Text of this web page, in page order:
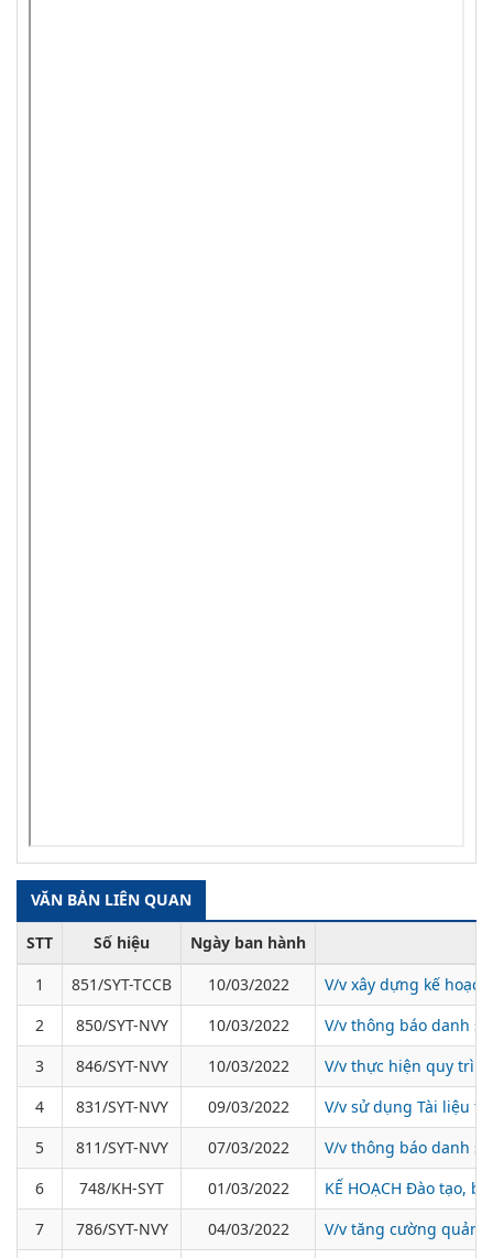
VĂN BẢN LIÊN QUAN
STT Số hiệu
Ngày ban hành
1
851/SYT-TCCB 10/03/2022
V/v xây dựng kế
2
850/SYT-NVY 10/03/2022
V/v thông báo danh
3
846/SYT-NVY 10/03/2022
V/v thực hiện quy
4
831/SYT-NVY 09/03/2022
V/v sử dụng Tài liệu
5
811/SYT-NVY 07/03/2022
V/v thông báo danh
6
748/KH-SYT 01/03/2022
KẾ HOẠCH Đào tạo,
7
786/SYT-NVY 04/03/2022 V/v tăng cường quản